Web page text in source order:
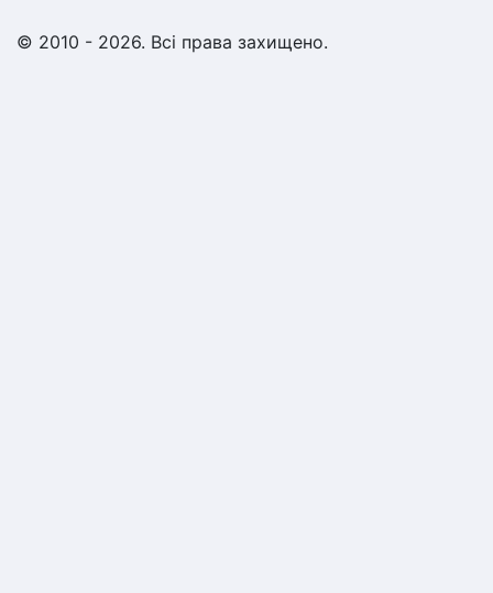
© 2010 - 2026. Всі права захищено.